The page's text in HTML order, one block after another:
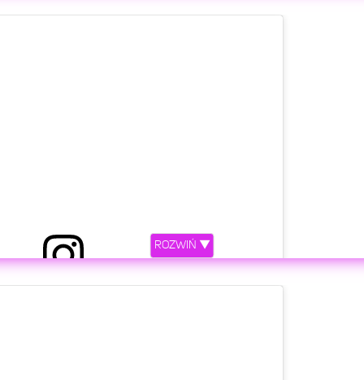
przez TEAM X (@teamxoficjalnie)
ROZWIŃ ▼